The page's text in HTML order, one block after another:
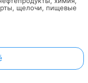
щелочи, пищевые